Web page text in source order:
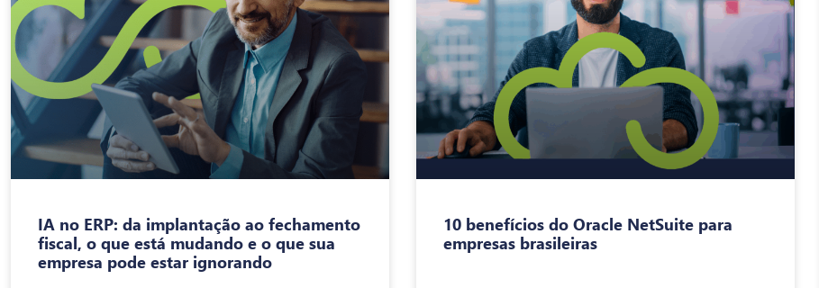
IA no ERP: da implantação ao fechamento
fiscal, o que está mudando e o que sua
empresa pode estar ignorando
10 benefícios do Oracle NetSuite para
empresas brasileiras